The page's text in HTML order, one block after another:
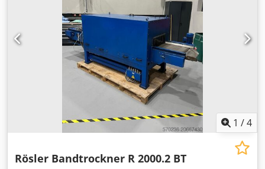
1 /4
Rösler Bandtrockner R 2000.2 BT